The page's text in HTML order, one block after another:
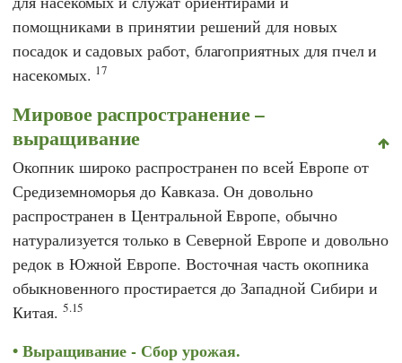
помощниками в принятии решений для новых
посадок и садовых работ, благоприятных для пчел и
насекомых. 17
Мировое распространение –
выращивание
Окопник широко распространен по всей Европе от
Средиземноморья до Кавказа. Он довольно
распространен в Центральной Европе, обычно
натурализуется только в Северной Европе и довольно
редок в Южной Европе. Восточная часть окопника
обыкновенного простирается до Западной Сибири и
Китая. 5.15
Выращивание - Сбор урожая.